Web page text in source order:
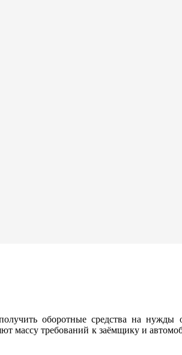
оборотные средства на нужды
массу требований к заёмщику и